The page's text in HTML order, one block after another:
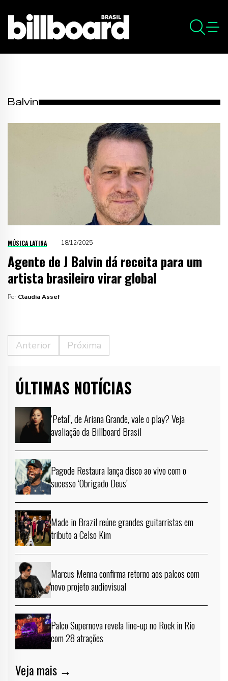
Balvin
MÚSICA LATINA 18/12/2025
Agente de J Balvin dá receita para um
artista brasileiro virar global
Por Claudia Assef
Anterior Próxima
ÚLTIMAS NOTÍCIAS
‘Petal’, de Ariana Grande, vale o play? Veja
avaliação da Billboard Brasil
Pagode Restaura lança disco ao vivo com o
sucesso ‘Obrigado Deus’
Made in Brazil reúne grandes guitarristas em
tributo a Celso Kim
Marcus Menna confirma retorno aos palcos com
novo projeto audiovisual
Palco Supernova revela line-up no Rock in Rio
com 28 atrações
Veja mais →